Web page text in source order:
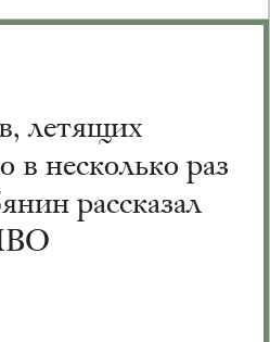
летящих
в несколько раз
рассказал